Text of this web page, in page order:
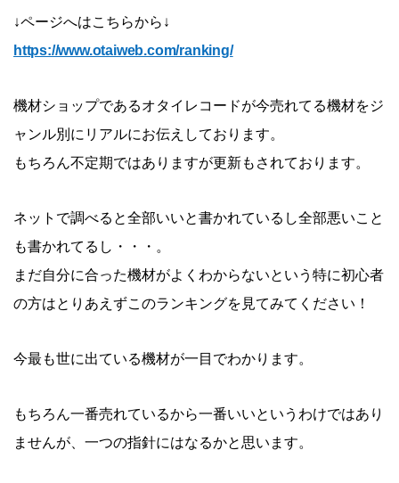
↓ページへはこちらから↓
https://www.otaiweb.com/ranking/
機材ショップであるオタイレコードが今売れてる機材をジ
ャンル別にリアルにお伝えしております。
もちろん不定期ではありますが更新もされております。
ネットで調べると全部いいと書かれているし全部悪いこと
も書かれてるし・・・。
まだ自分に合った機材がよくわからないという特に初心者
の方はとりあえずこのランキングを見てみてください！
今最も世に出ている機材が一目でわかります。
もちろん一番売れているから一番いいというわけではあり
ませんが、一つの指針にはなるかと思います。